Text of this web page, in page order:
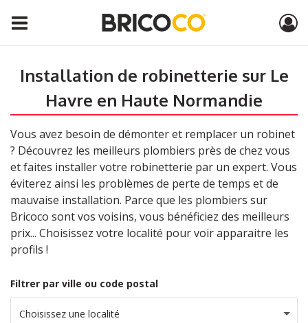
Installation de robinetterie sur Le
Havre en Haute Normandie
Vous avez besoin de démonter et remplacer un robinet
? Découvrez les meilleurs plombiers près de chez vous
et faites installer votre robinetterie par un expert. Vous
éviterez ainsi les problèmes de perte de temps et de
mauvaise installation. Parce que les plombiers sur
Bricoco sont vos voisins, vous bénéficiez des meilleurs
prix... Choisissez votre localité pour voir apparaitre les
profils !
Filtrer par ville ou code postal
Choisissez une localité